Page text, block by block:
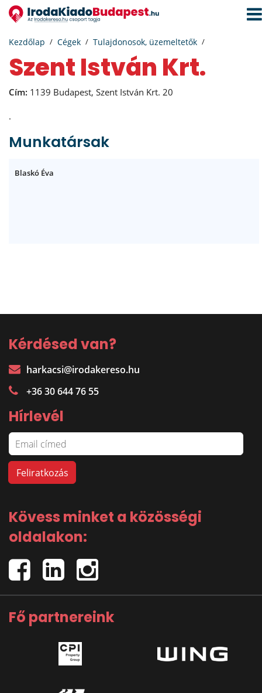
Kezdőlap Cégek Tulajdonosok, üzemeltetők
Szent István Krt.
Cím: 1139 Budapest, Szent István Krt. 20
.
Munkatársak
Blaskó Éva
Kérdésed van?
harkacsi@irodakereso.hu
+36 30 644 76 55
Hírlevél
Kövess minket a közösségi
oldalakon:
Fő partnereink